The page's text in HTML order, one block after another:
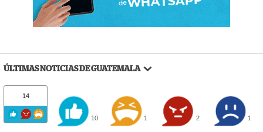
ÚLTIMAS NOTICIAS DE GUATEMALA
14
10 1 2 1